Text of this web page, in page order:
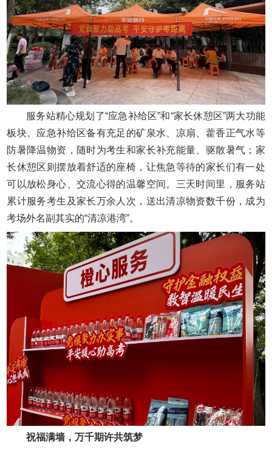
服务站精心规划了“应急补给区”和“家长休憩区”两大功能
板块。应急补给区备有充足的矿泉水、凉扇、藿香正气水等
防暑降温物资，随时为考生和家长补充能量、驱散暑气；家
长休憩区则摆放着舒适的座椅，让焦急等待的家长们有一处
可以放松身心、交流心得的温馨空间。三天时间里，服务站
累计服务考生及家长万余人次，送出清凉物资数千份，成为
考场外名副其实的“清凉港湾”。
祝福满墙，万千期许共筑梦